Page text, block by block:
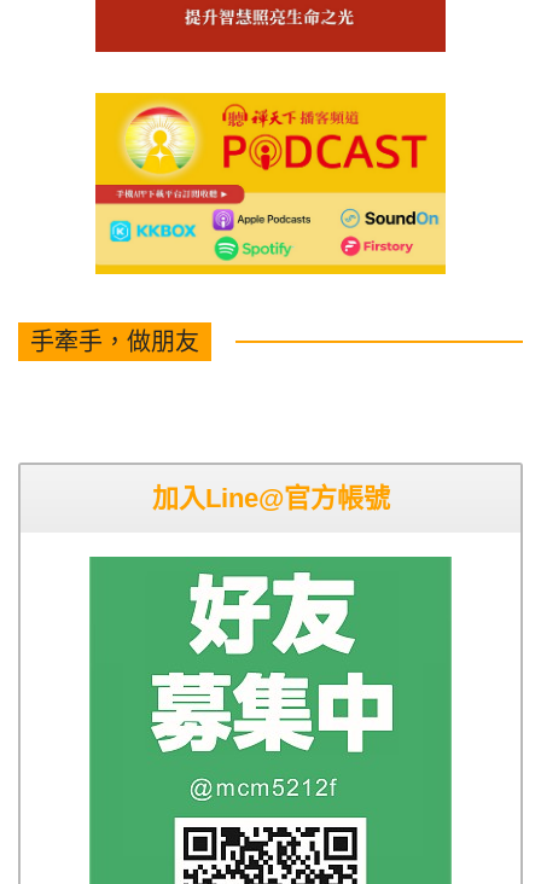
手牽手，做朋友
加入Line@官方帳號